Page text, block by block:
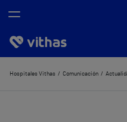
Nosotros
Hospitales Vithas Comunicación